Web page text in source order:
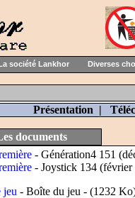
société Lankhor Diverses
Présentation |
documents
- Génération4 151
- Joystick 134
jeu - Boîte du jeu - (1232